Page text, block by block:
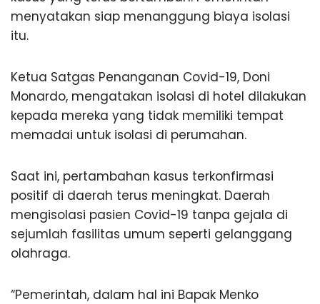
menyatakan siap menanggung biaya isolasi
itu.
Ketua Satgas Penanganan Covid-19, Doni
Monardo, mengatakan isolasi di hotel dilakukan
kepada mereka yang tidak memiliki tempat
memadai untuk isolasi di perumahan.
Saat ini, pertambahan kasus terkonfirmasi
positif di daerah terus meningkat. Daerah
mengisolasi pasien Covid-19 tanpa gejala di
sejumlah fasilitas umum seperti gelanggang
olahraga.
“Pemerintah, dalam hal ini Bapak Menko